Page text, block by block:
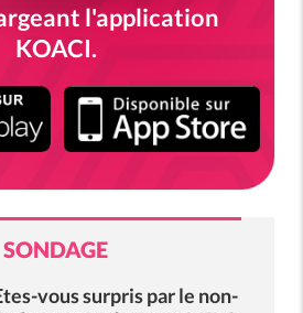
l'application
KOACI.
SONDAGE
vous surpris par le non-